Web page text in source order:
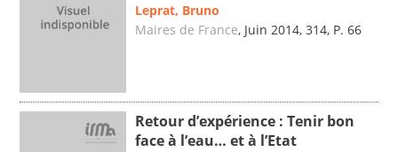
Leprat, Bruno
Maires de France, Juin 2014, 314, P. 66
Retour d’expérience : Tenir bon
face à l’eau… et à l’Etat